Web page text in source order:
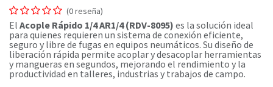
(0 reseña)
El Acople Rápido 1/4 AR1/4 (RDV-8095) es la solución ideal
para quienes requieren un sistema de conexión eficiente,
seguro y libre de fugas en equipos neumáticos. Su diseño de
liberación rápida permite acoplar y desacoplar herramientas
y mangueras en segundos, mejorando el rendimiento y la
productividad en talleres, industrias y trabajos de campo.